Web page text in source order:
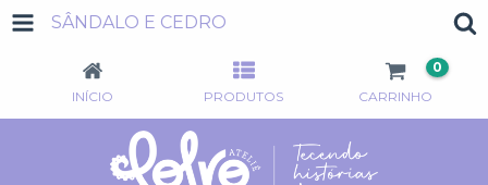
SÂNDALO E CEDRO
INÍCIO PRODUTOS CARRINHO
0